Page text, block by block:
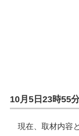
10月5日23時55
現在、取材内容